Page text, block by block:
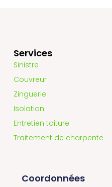
Services
Sinistre
Couvreur
Zinguerie
Isolation
Entretien toiture
Traitement de charpente
Coordonnées